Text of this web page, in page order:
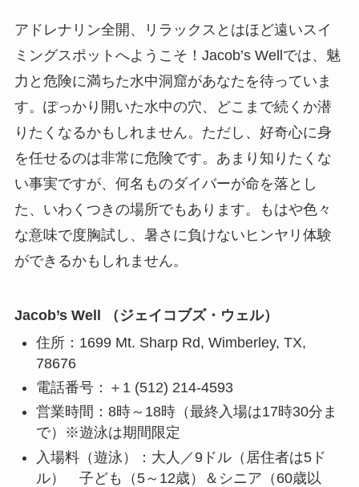
アドレナリン全開、リラックスとはほど遠いスイ
ミングスポットへようこそ！Jacob’s Wellでは、魅
力と危険に満ちた水中洞窟があなたを待っていま
す。ぽっかり開いた水中の穴、どこまで続くか潜
りたくなるかもしれません。ただし、好奇心に身
を任せるのは非常に危険です。あまり知りたくな
い事実ですが、何名ものダイバーが命を落とし
た、いわくつきの場所でもあります。もはや色々
な意味で度胸試し、暑さに負けないヒンヤリ体験
ができるかもしれません。
Jacob’s Well （ジェイコブズ・ウェル）
住所：1699 Mt. Sharp Rd, Wimberley, TX,
78676
電話番号：＋1 (512) 214-4593
営業時間：8時～18時（最終入場は17時30分ま
で）※遊泳は期間限定
入場料（遊泳）：大人／9ドル（居住者は5ド
ル） 子ども（5～12歳）＆シニア（60歳以